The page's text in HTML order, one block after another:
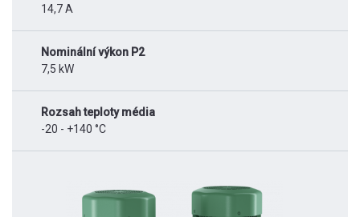
14,7 A
Nominální výkon P2
7,5 kW
Rozsah teploty média
-20 - +140 °C